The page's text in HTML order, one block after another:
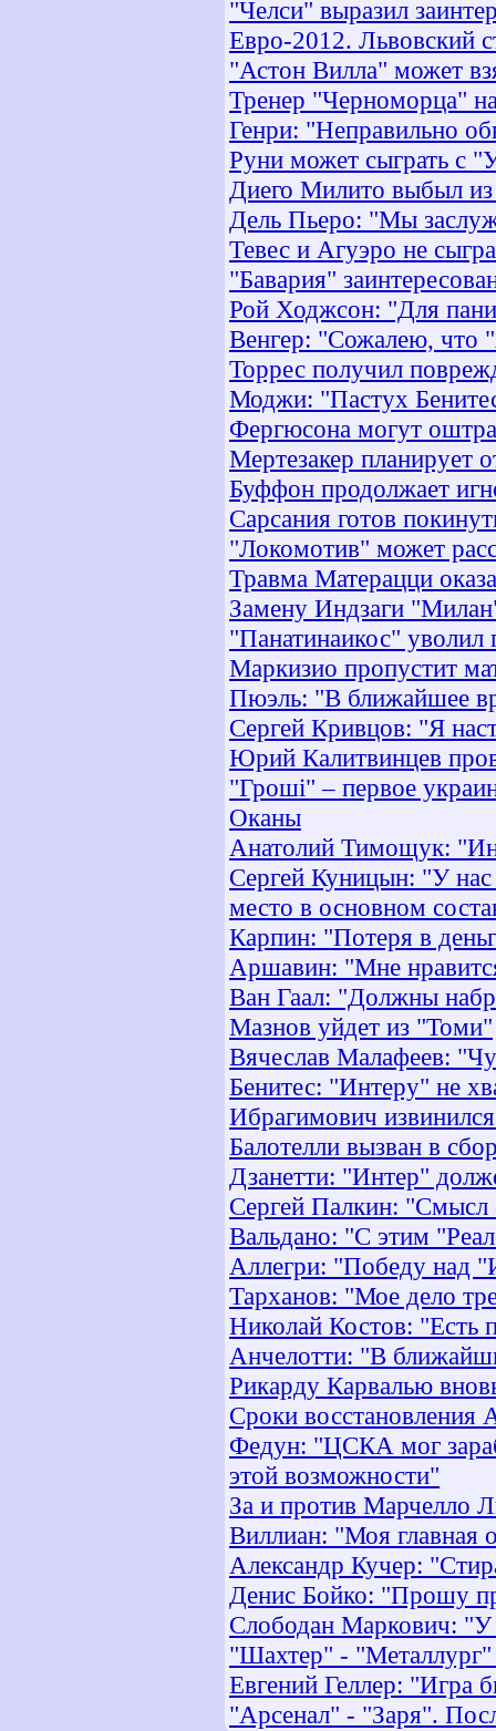
"Челси" выразил
Евро-2012. Львовский
"Астон Вилла" может
Тренер "Черноморца"
Генри: "Неправильно
Руни может сыграть с
Диего Милито выбыл из
Дель Пьеро: "Мы
Тевес и Агуэро не
"Бавария"
Рой Ходжсон: "Для
Венгер: "Сожалею, что
Торрес получил
Моджи: "Пастух
Фергюсона могут
Мертезакер планирует
Буффон продолжает
Сарсания готов
"Локомотив" может
Травма Матерацци
Замену Индзаги
"Панатинаикос" уволил
Маркизио пропустит
Пюэль: "В ближайшее
Сергей Кривцов: "Я
Юрий Калитвинцев
"Гроші" – первое
Оканы
Анатолий Тимощук:
Сергей Куницын: "У нас
место в основном
Карпин: "Потеря в
Аршавин: "Мне
Ван Гаал: "Должны
Мазнов уйдет из "Томи"
Вячеслав Малафеев:
Бенитес: "Интеру" не
Ибрагимович
Балотелли вызван в
Дзанетти: "Интер"
Сергей Палкин: "Смысл
Вальдано: "С этим
Аллегри: "Победу над
Тарханов: "Мое дело
Николай Костов: "Есть
Анчелотти: "В
Рикарду Карвалью
Сроки восстановления
Федун: "ЦСКА мог
этой возможности"
За и против Марчелло
Виллиан: "Моя главная
Александр Кучер:
Денис Бойко: "Прошу
Слободан Маркович: "У
"Шахтер" -
Евгений Геллер: "Игра
"Арсенал" - "Заря".